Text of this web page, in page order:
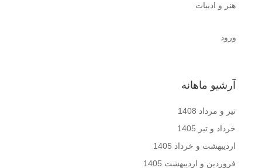
هنر و ادبیات
ورود
آرشیو ماهانه
تیر و مرداد 1408
خرداد و تیر 1405
اردیبهشت و خرداد 1405
فروردین و اردیبهشت 1405